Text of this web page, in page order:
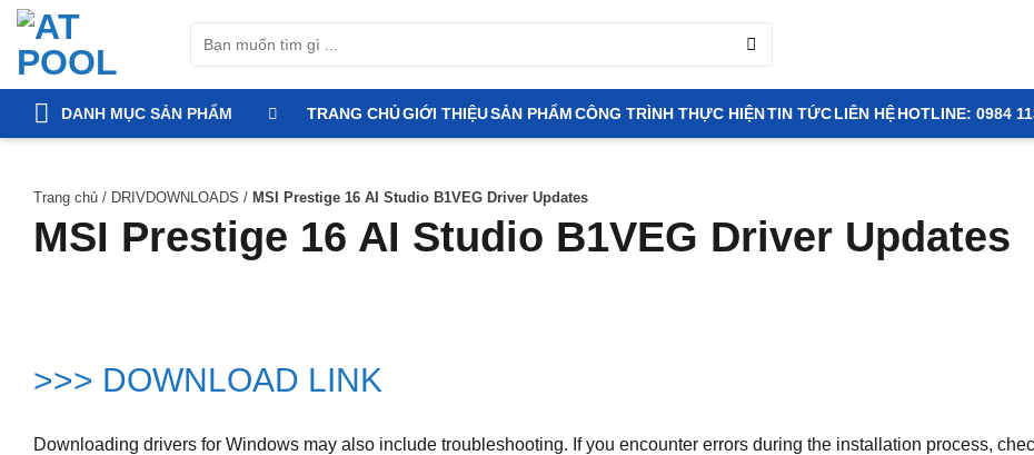
Bỏ
kiếm:
DANH MỤC SẢN PHẨM TRANG CHỦGIỚI THIỆUSẢN PHẨMCÔNG TRÌNH THỰC HIỆNTIN TỨCLIÊN HỆHOTLINE: 0984
Trang chủ / DRIVDOWNLOADS / MSI Prestige 16 AI Studio B1VEG Driver Updates
MSI Prestige 16 AI Studio B1VEG Driver Updates
>>> DOWNLOAD LINK
Downloading drivers for Windows may also include troubleshooting. If you encounter errors during the installation process,